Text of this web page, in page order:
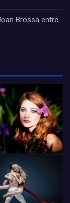
Brossa entre